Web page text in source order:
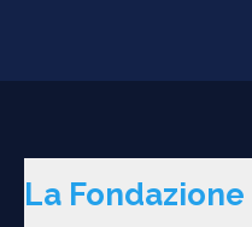
La Fondazione